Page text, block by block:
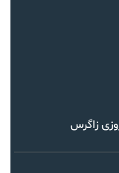
زاگرس